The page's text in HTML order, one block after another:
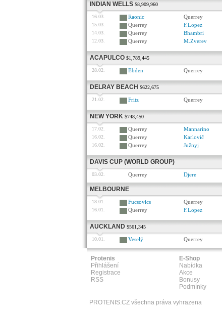
INDIAN WELLS $8,909,960
16.03. Raonic Querrey
15.03. Querrey F.Lopez
14.03. Querrey Bhambri
12.03. Querrey M.Zverev
ACAPULCO $1,789,445
28.02. Ebden Querrey
DELRAY BEACH $622,675
21.02. Fritz Querrey
NEW YORK $748,450
17.02. Querrey Mannarino
16.02. Querrey Karlovič
16.02. Querrey Južnyj
DAVIS CUP (WORLD GROUP)
03.02. Querrey Djere
MELBOURNE
18.01. Fucsovics Querrey
16.01. Querrey F.Lopez
AUCKLAND $561,345
10.01. Veselý Querrey
Protenis
Přihlášení
Registrace
RSS
E-Shop
Nabídka
Akce
Bonusy
Podmínky
PROTENIS.CZ všechna práva vyhrazena